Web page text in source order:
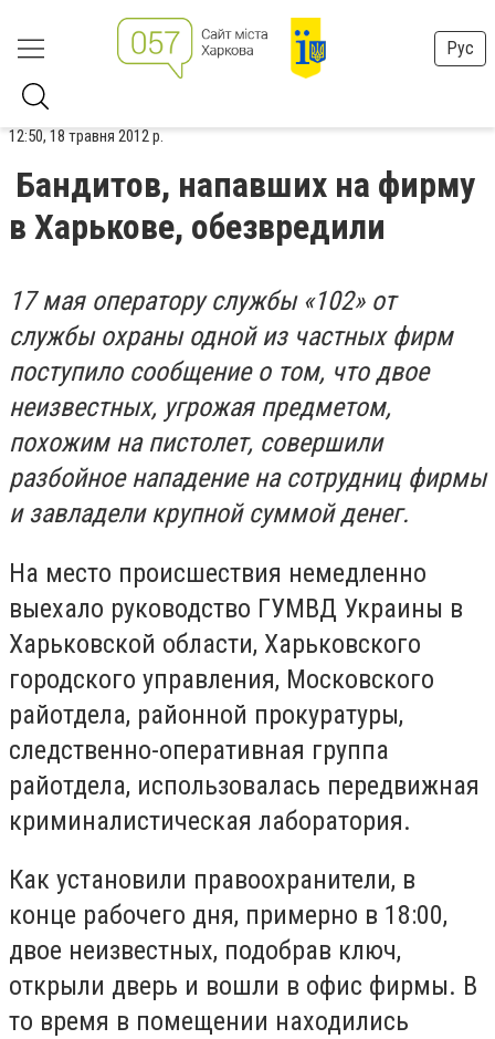
Рус
12:50, 18 травня 2012 р.
Бандитов, напавших на фирму
в Харькове, обезвредили
17 мая оператору службы «102» от
службы охраны одной из частных фирм
поступило сообщение о том, что двое
неизвестных, угрожая предметом,
похожим на пистолет, совершили
разбойное нападение на сотрудниц фирмы
и завладели крупной суммой денег.
На место происшествия немедленно
выехало руководство ГУМВД Украины в
Харьковской области, Харьковского
городского управления, Московского
райотдела, районной прокуратуры,
следственно-оперативная группа
райотдела, использовалась передвижная
криминалистическая лаборатория.
Как установили правоохранители, в
конце рабочего дня, примерно в 18:00,
двое неизвестных, подобрав ключ,
открыли дверь и вошли в офис фирмы. В
то время в помещении находились